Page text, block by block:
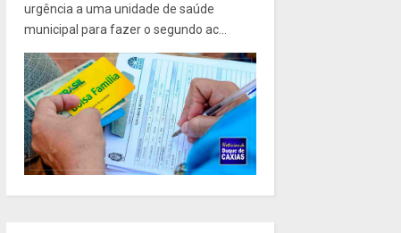
urgência a uma unidade de saúde
municipal para fazer o segundo ac...